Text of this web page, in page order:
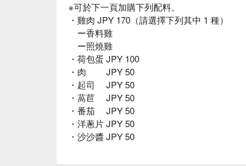
※可於下一頁加購下列配料。
・雞肉 JPY 170（請選擇下列其中 1 種）
ー香料雞
ー照燒雞
・荷包蛋 JPY 100
・肉 JPY 50
・起司 JPY 50
・萵苣 JPY 50
・番茄 JPY 50
・洋蔥片 JPY 50
・沙沙醬 JPY 50